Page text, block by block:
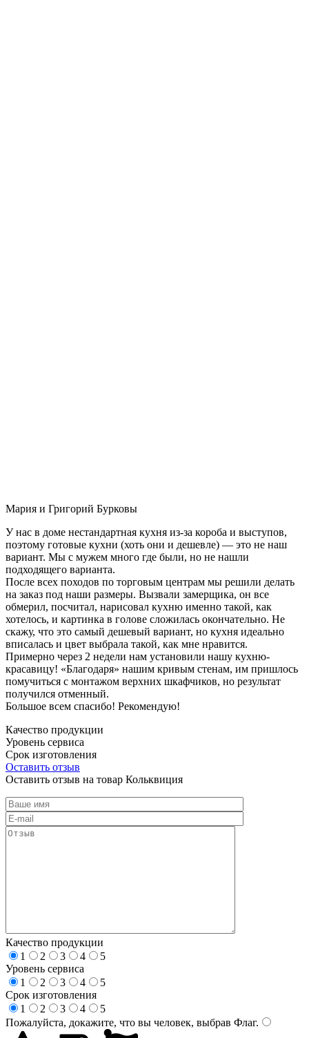
Мария и Григорий Бурковы
У нас в доме нестандартная кухня из-за короба и выступов,
поэтому готовые кухни (хоть они и дешевле) — это не наш
вариант. Мы с мужем много где были, но не нашли
подходящего варианта.
После всех походов по торговым центрам мы решили делать
на заказ под наши размеры. Вызвали замерщика, он все
обмерил, посчитал, нарисовал кухню именно такой, как
хотелось, и картинка в голове сложилась окончательно. Не
скажу, что это самый дешевый вариант, но кухня идеально
вписалась и цвет выбрала такой, как мне нравится.
Примерно через 2 недели нам установили нашу кухню-
красавицу! «Благодаря» нашим кривым стенам, им пришлось
помучиться с монтажом верхних шкафчиков, но результат
получился отменный.
Большое всем спасибо! Рекомендую!
Качество продукции
Уровень сервиса
Срок изготовления
Оставить отзыв
Оставить отзыв на товар Кольквиция
Качество продукции
1
2 3 4
5
Уровень сервиса
1
2 3 4
5
Срок изготовления
1
2 3 4
5
Пожалуйста, докажите, что вы человек, выбрав Флаг.